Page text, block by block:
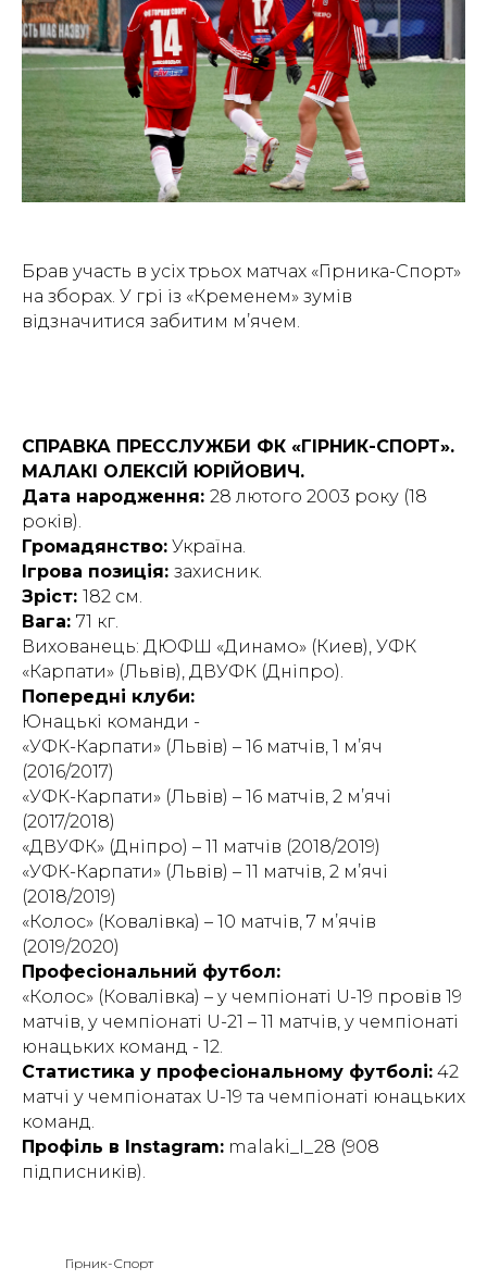
Брав участь в усіх трьох матчах «Гірника-Спорт»
на зборах. У грі із «Кременем» зумів
відзначитися забитим м’ячем.
СПРАВКА ПРЕССЛУЖБИ ФК «ГІРНИК-СПОРТ».
МАЛАКІ ОЛЕКСІЙ ЮРІЙОВИЧ.
Дата народження: 28 лютого 2003 року (18
років).
Громадянство: Україна.
Ігрова позиція: захисник.
Зріст: 182 см.
Вага: 71 кг.
Вихованець: ДЮФШ «Динамо» (Киев), УФК
«Карпати» (Львів), ДВУФК (Дніпро).
Попередні клуби:
Юнацькі команди -
«УФК-Карпати» (Львів) – 16 матчів, 1 м’яч
(2016/2017)
«УФК-Карпати» (Львів) – 16 матчів, 2 м’ячі
(2017/2018)
«ДВУФК» (Дніпро) – 11 матчів (2018/2019)
«УФК-Карпати» (Львів) – 11 матчів, 2 м’ячі
(2018/2019)
«Колос» (Ковалівка) – 10 матчів, 7 м’ячів
(2019/2020)
Професіональний футбол:
«Колос» (Ковалівка) – у чемпіонаті U-19 провів 19
матчів, у чемпіонаті U-21 – 11 матчів, у чемпіонаті
юнацьких команд - 12.
Статистика у професіональному футболі: 42
матчі у чемпіонатах U-19 та чемпіонаті юнацьких
команд.
Профіль в Instagram: malaki_I_28 (908
підписників).
Гірник-Спорт